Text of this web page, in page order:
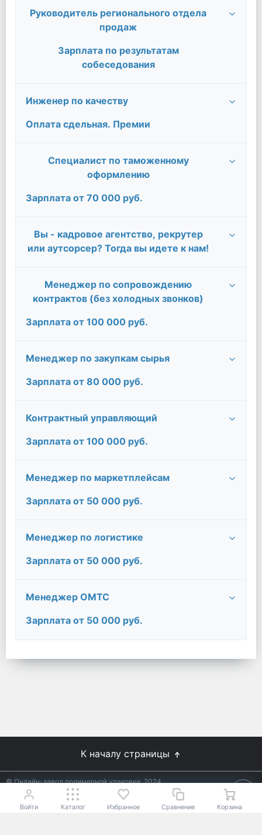
Руководитель регионального отдела
продаж
Зарплата по результатам
собеседования
Инженер по качеству
Оплата сдельная. Премии
Специалист по таможенному
оформлению
Зарплата от 70 000 руб.
Вы - кадровое агентство, рекрутер
или аутсорсер? Тогда вы идете к нам!
Менеджер по сопровождению
контрактов (без холодных звонков)
Зарплата от 100 000 руб.
Менеджер по закупкам сырья
Зарплата от 80 000 руб.
Контрактный управляющий
Зарплата от 100 000 руб.
Менеджер по маркетплейсам
Зарплата от 50 000 руб.
Менеджер по логистике
Зарплата от 50 000 руб.
Менеджер ОМТС
Зарплата от 50 000 руб.
К началу страницы
© Онлайн-завод полимерной упаковки, 2024
Не является публичной офертой.Условия уточняйте у
менеджеров.
Войти Каталог Избранное Сравнение Корзина